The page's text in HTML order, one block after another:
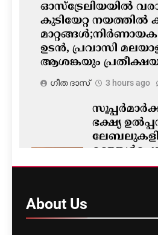
ഓസ്‌ട്രേലിയയിൽ
കുടിയേറ്റ
മാറ്റങ്ങൾ;നിർണായക
ഉടൻ, പ്രവാസി
ആശങ്കയും
ഗീത ദാസ്‌ 3 hours ago
ഭക്ഷ്യ
About Us